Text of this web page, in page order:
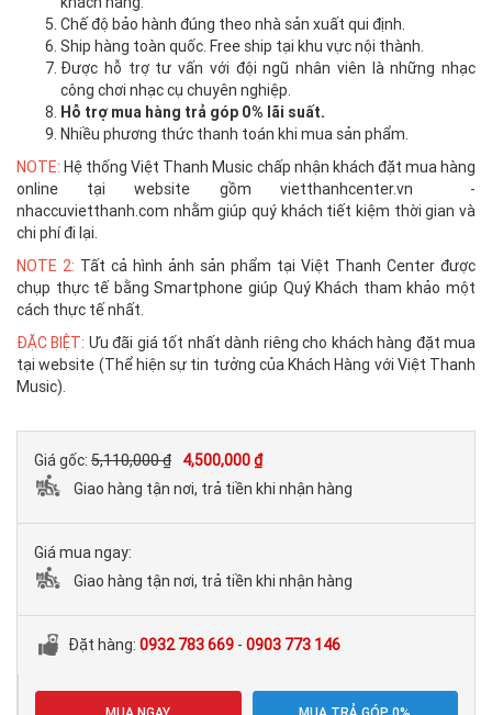
Chế độ bảo hành đúng theo nhà sản xuất qui định.
Ship hàng toàn quốc. Free ship tại khu vực nội thành.
Được hỗ trợ tư vấn với đội ngũ nhân viên là những nhạc
công chơi nhạc cụ chuyên nghiệp.
Hỗ trợ mua hàng trả góp 0% lãi suất.
Nhiều phương thức thanh toán khi mua sản phẩm.
NOTE: Hệ thống Việt Thanh Music chấp nhận khách đặt mua hàng
online tại website gồm vietthanhcenter.vn -
nhaccuvietthanh.com nhằm giúp quý khách tiết kiệm thời gian và
chi phí đi lại.
NOTE 2: Tất cả hình ảnh sản phẩm tại Việt Thanh Center được
chụp thực tế bằng Smartphone giúp Quý Khách tham khảo một
cách thực tế nhất.
ĐẶC BIỆT: Ưu đãi giá tốt nhất dành riêng cho khách hàng đặt mua
tại website (Thể hiện sự tin tưởng của Khách Hàng với Việt Thanh
Music).
Giá gốc: 5,110,000 ₫
4,500,000 ₫
Giao hàng tận nơi, trả tiền khi nhận hàng
Giá mua ngay:
Giao hàng tận nơi, trả tiền khi nhận hàng
Đặt hàng: 0932 783 669 - 0903 773 146